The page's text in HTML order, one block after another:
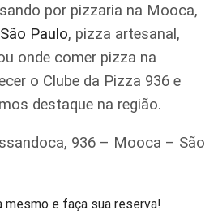
por pizzaria na Mooca,
Paulo, pizza artesanal,
onde comer pizza na
o Clube da Pizza 936 e
destaque na região.
936 – Mooca – São
e faça sua reserva!